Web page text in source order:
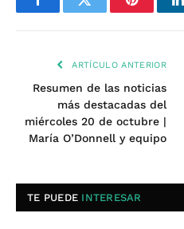
FacebookTwitter Pinterest
ARTÍCULO ANTERIOR
Resumen de las noticias
más destacadas del
miércoles 20 de octubre |
María O’Donnell y equipo
TE PUEDE INTERESAR